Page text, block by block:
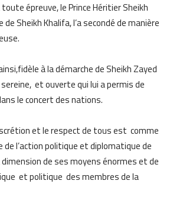
épreuve, le Prince Héritier Sheikh
Sheikh Khalifa, l’a secondé de manière
à la démarche de Sheikh Zayed
et ouverte qui lui a permis de
le concert des nations.
et le respect de tous est comme
de l’action politique et diplomatique de
de ses moyens énormes et de
et politique des membres de la